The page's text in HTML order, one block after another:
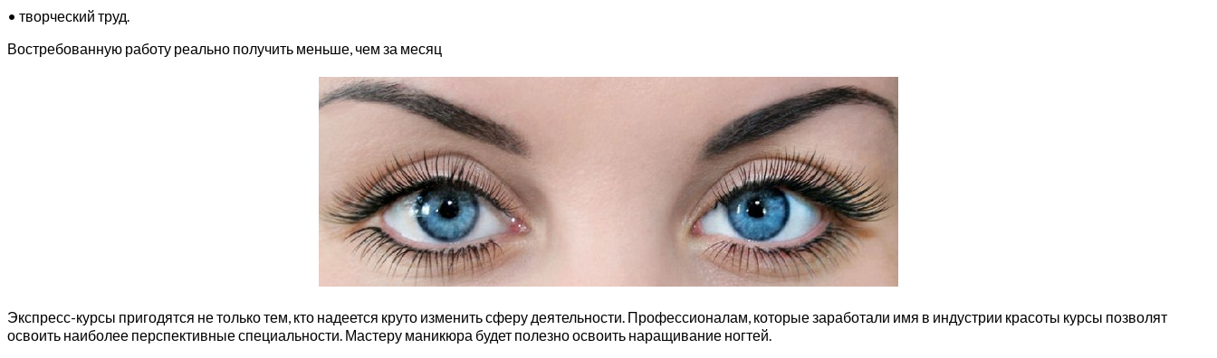
• творческий труд.
Востребованную работу реально получить меньше, чем за месяц
Экспресс-курсы пригодятся не только тем, кто надеется круто изменить сферу деятельности. Профессионалам, которые заработали имя в индустрии красоты курсы позволят
освоить наиболее перспективные специальности. Мастеру маникюра будет полезно освоить наращивание ногтей.